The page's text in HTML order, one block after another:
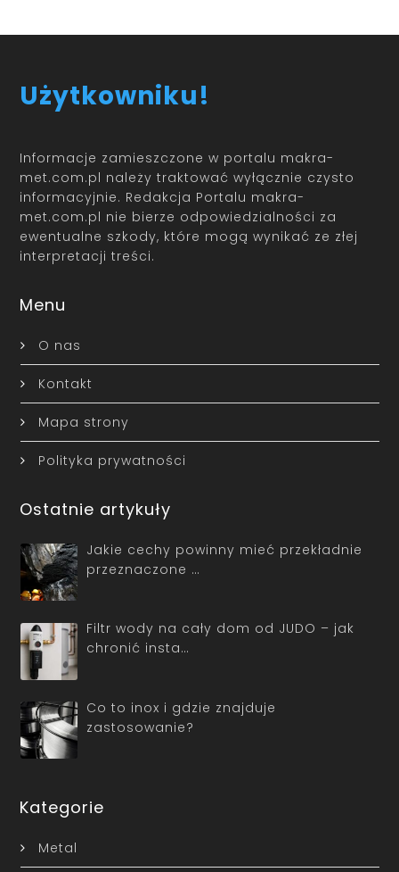
Użytkowniku!
Informacje zamieszczone w portalu makra-
met.com.pl należy traktować wyłącznie czysto
informacyjnie. Redakcja Portalu makra-
met.com.pl nie bierze odpowiedzialności za
ewentualne szkody, które mogą wynikać ze złej
interpretacji treści.
Menu
O nas
Kontakt
Mapa strony
Polityka prywatności
Ostatnie artykuły
Jakie cechy powinny mieć przekładnie
przeznaczone …
Filtr wody na cały dom od JUDO – jak
chronić insta…
Co to inox i gdzie znajduje
zastosowanie?
Kategorie
Metal